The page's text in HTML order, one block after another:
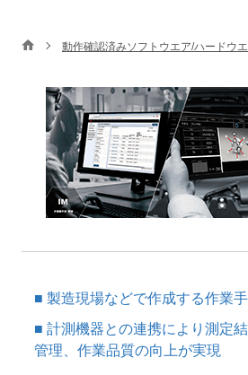
動作確認済みソフトウエア/ハードウ
製造現場などで作成する作業
計測機器との連携により測定
管理、作業品質の向上が実現